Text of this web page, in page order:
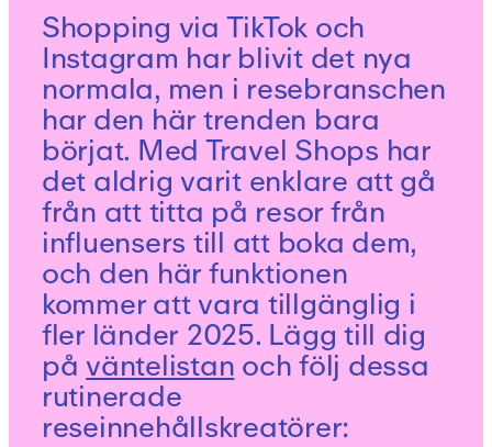
Shopping via TikTok och
Instagram har blivit det nya
normala, men i resebranschen
har den här trenden bara
börjat. Med Travel Shops har
det aldrig varit enklare att gå
från att titta på resor från
influensers till att boka dem,
och den här funktionen
kommer att vara tillgänglig i
fler länder 2025. Lägg till dig
påväntelistan och följ dessa
rutinerade
reseinnehållskreatörer: